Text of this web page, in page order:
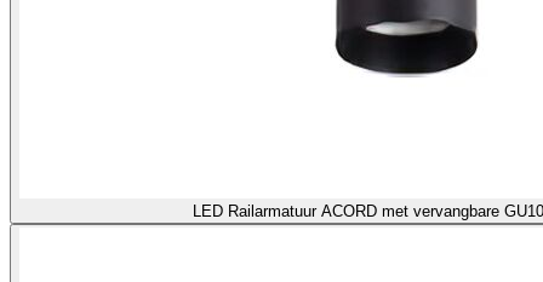
LED Railarmatuur ACORD met